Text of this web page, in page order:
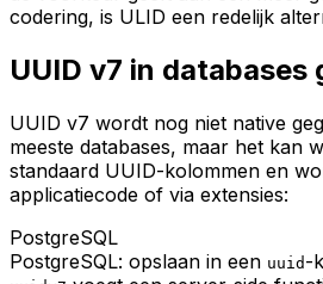
codering, is ULID een redelijk
UUID v7 in databases
UUID v7 wordt nog niet native
meeste databases, maar het kan
standaard UUID-kolommen en
applicatiecode of via extensies:
PostgreSQL
PostgreSQL: opslaan in een uuid -